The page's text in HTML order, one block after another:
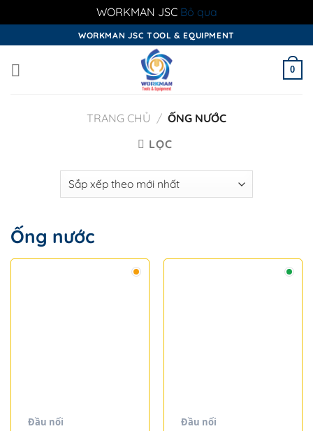
WORKMAN JSC Bỏ qua
to
content
WORKMAN JSC TOOL & EQUIPMENT
0
TRANG CHỦ / ỐNG NƯỚC
LỌC
Ống nước
Đầu nối Đầu nối